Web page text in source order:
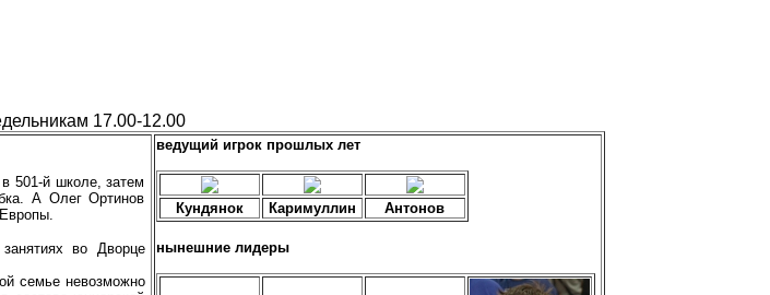
17.00-12.00
501-й школе, затем
А Олег Ортинов
во Дворце
семье невозможно
ведущий игрок прошлых лет
Кундянок Каримуллин Антонов
нынешние лидеры